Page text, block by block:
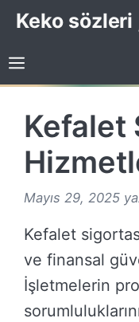
İçeriğe
Keko
Kefalet
Mayıs 29, 2025
Kefalet
ve finansal
İşletmelerin